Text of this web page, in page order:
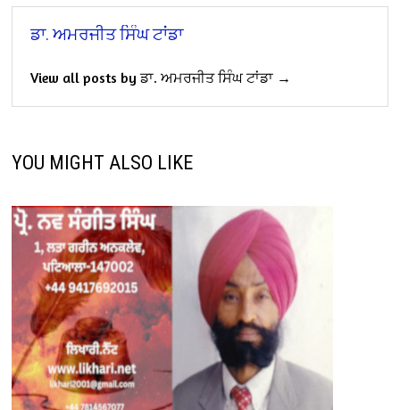
ਡਾ. ਅਮਰਜੀਤ ਸਿੰਘ ਟਾਂਡਾ
View all posts by ਡਾ. ਅਮਰਜੀਤ ਸਿੰਘ ਟਾਂਡਾ →
YOU MIGHT ALSO LIKE